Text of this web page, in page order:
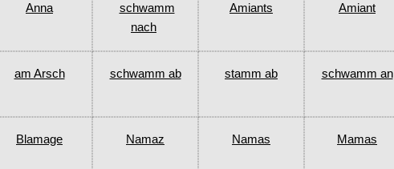
Anna
schwamm
nach
Amiants Amiant
am Arsch schwamm ab stamm ab schwamm an
Blamage Namaz Namas Mamas